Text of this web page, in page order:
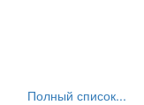
Полный список...